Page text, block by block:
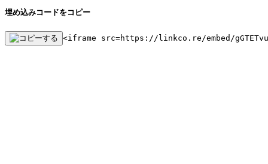
埋め込みコードをコピー
<iframe src=https://linkco.re/embed/